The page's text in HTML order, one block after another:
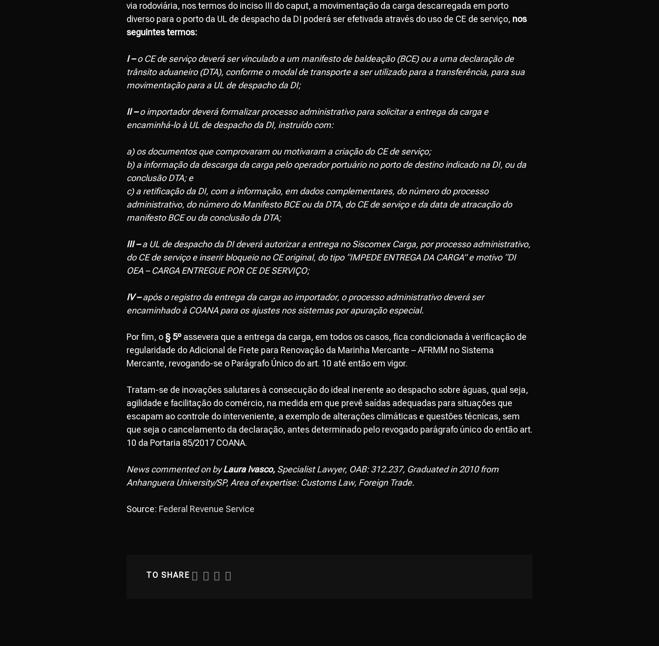
via rodoviária, nos termos do inciso III do caput, a movimentação da carga descarregada em porto
diverso para o porto da UL de despacho da DI poderá ser efetivada através do uso de CE de serviço, nos
seguintes termos:
I –o CE de serviço deverá ser vinculado a um manifesto de baldeação (BCE) ou a uma declaração de
trânsito aduaneiro (DTA), conforme o modal de transporte a ser utilizado para a transferência, para sua
movimentação para a UL de despacho da DI;
II –o importador deverá formalizar processo administrativo para solicitar a entrega da carga e
encaminhá-lo à UL de despacho da DI, instruído com:
a) os documentos que comprovaram ou motivaram a criação do CE de serviço;
b) a informação da descarga da carga pelo operador portuário no porto de destino indicado na DI, ou da
conclusão DTA; e
c) a retificação da DI, com a informação, em dados complementares, do número do processo
administrativo, do número do Manifesto BCE ou da DTA, do CE de serviço e da data de atracação do
manifesto BCE ou da conclusão da DTA;
III –a UL de despacho da DI deverá autorizar a entrega no Siscomex Carga, por processo administrativo,
do CE de serviço e inserir bloqueio no CE original, do tipo “IMPEDE ENTREGA DA CARGA” e motivo “DI
OEA – CARGA ENTREGUE POR CE DE SERVIÇO;
IV –após o registro da entrega da carga ao importador, o processo administrativo deverá ser
encaminhado à COANA para os ajustes nos sistemas por apuração especial.
Por fim, o § 5º assevera que a entrega da carga, em todos os casos, fica condicionada à verificação de
regularidade do Adicional de Frete para Renovação da Marinha Mercante – AFRMM no Sistema
Mercante, revogando-se o Parágrafo Único do art. 10 até então em vigor.
Tratam-se de inovações salutares à consecução do ideal inerente ao despacho sobre águas, qual seja,
agilidade e facilitação do comércio, na medida em que prevê saídas adequadas para situações que
escapam ao controle do interveniente, a exemplo de alterações climáticas e questões técnicas, sem
que seja o cancelamento da declaração, antes determinado pelo revogado parágrafo único do então art.
10 da Portaria 85/2017 COANA.
News commented on byLaura Ivasco, Specialist Lawyer, OAB: 312.237, Graduated in 2010 from
Anhanguera University/SP, Area of expertise: Customs Law, Foreign Trade.
Source: Federal Revenue Service
TO SHARE